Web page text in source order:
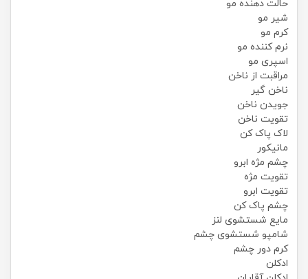
حالت دهنده مو
شیر مو
کرم مو
نرم کننده مو
اسپری مو
مراقبت از ناخن
ناخن گیر
جویدن ناخن
تقویت ناخن
لاک پاک کن
مانیکور
چشم مژه ابرو
تقویت مژه
تقویت ابرو
چشم پاک کن
مایع شستشوی لنز
شامپو شستشوی چشم
کرم دور چشم
ادکلن